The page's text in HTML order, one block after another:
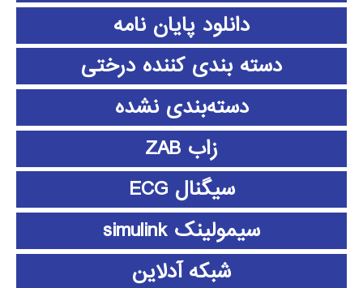
دانلود پايان نامه
دسته بندی کننده درختی
دسته‌بندی نشده
زاب ZAB
سیگنال ECG
سیمولینک simulink
شبکه آدلاین